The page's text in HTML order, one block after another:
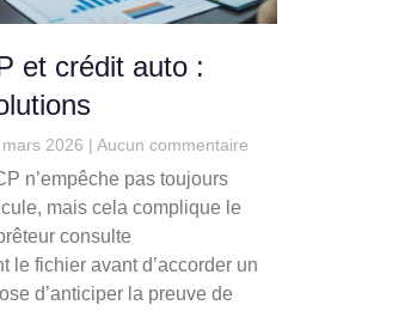
et crédit auto :
2026 Aucun commentaire
n’empêche pas toujours
mais cela complique le
consulte
le fichier avant d’accorder un
d’anticiper la preuve de